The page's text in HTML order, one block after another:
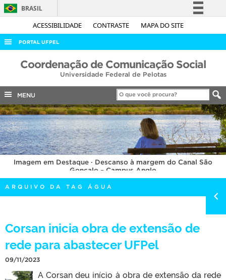
ACESSIBILIDADE CONTRASTE MAPA DO SITE
BRASIL
Simplifique!
Acesso à informação
Legislação
Canais
PORTAL UFPEL
ACESSO À INFORMAÇÃO
COBALTO
CONCURSOS
EDITAIS
INTERNACIONAL
OUVIDORIA
PORTARIAS
TELEFONES
Coordenação de Comunicação Social
Universidade Federal de Pelotas
MENU
Imagem em Destaque · Descanso à margem do Canal São
Gonçalo – Campus Anglo
ARQUIVO DA TAG ÁGUA
Corsan inicia obra de extensão de
rede para abastecer UFPel
09/11/2023
A Corsan deu início à obra de extensão da rede